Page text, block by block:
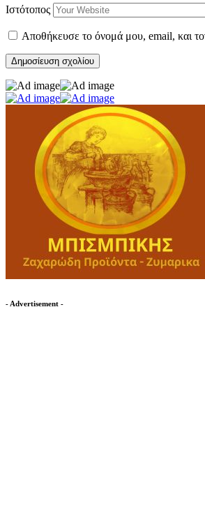
Ιστότοπος
Αποθήκευσε το όνομά μου, email, και
- Advertisement -